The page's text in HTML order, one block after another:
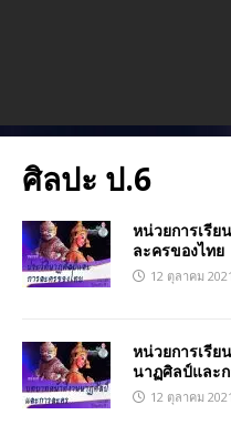
ศิลปะ ป.6
หน่วยการเรีย
ละครของไทย
12 ตุลาคม 2021
หน่วยการเรีย
นาฏศิลป์และ
12 ตุลาคม 2021